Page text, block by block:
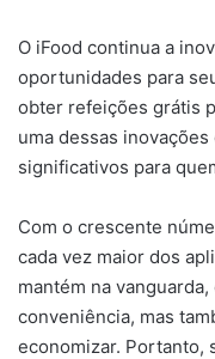
O iFood continua a
oportunidades para
obter refeições grátis
uma dessas
significativos para
Com o crescente
cada vez maior dos
mantém na
conveniência, mas
economizar. Portanto,